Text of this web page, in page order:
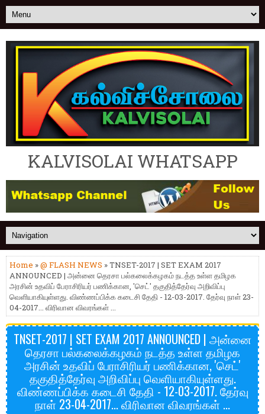
KALVISOLAI WHATSAPP
Home »@ FLASH NEWS » TNSET-2017 | SET EXAM 2017
ANNOUNCED | அன்னை தெரசா பல்கலைக்கழகம் நடத்த உள்ள தமிழக
அரசின் உதவிப் பேராசிரியர் பணிக்கான, 'செட்' தகுதித்தேர்வு அறிவிப்பு
வெளியாகியுள்ளது. விண்ணப்பிக்க கடைசி தேதி - 12-03-2017. தேர்வு நாள் 23-
04-2017... விரிவான விவரங்கள் ...
TNSET-2017 | SET EXAM 2017 ANNOUNCED | அன்னை
தெரசா பல்கலைக்கழகம் நடத்த உள்ள தமிழக
அரசின் உதவிப் பேராசிரியர் பணிக்கான, 'செட்'
தகுதித்தேர்வு அறிவிப்பு வெளியாகியுள்ளது.
விண்ணப்பிக்க கடைசி தேதி - 12-03-2017. தேர்வு
நாள் 23-04-2017... விரிவான விவரங்கள் ...